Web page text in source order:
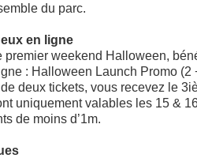
du parc.
en ligne
premier weekend Halloween,
: Halloween Launch Promo (2
deux tickets, vous recevez le
uniquement valables les 15 &
de moins d’1m.